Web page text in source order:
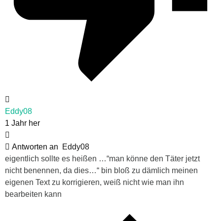
Eddy08
1 Jahr her
Antworten an
Eddy08
eigentlich sollte es heißen …“man könne den Täter jetzt
nicht benennen, da dies…“ bin bloß zu dämlich meinen
eigenen Text zu korrigieren, weiß nicht wie man ihn
bearbeiten kann